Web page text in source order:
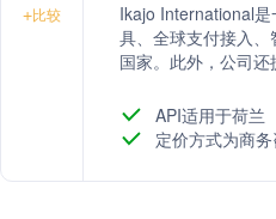
+比较
Ikajo International
具、全球支付接入
国家。此外，公司
API适用于荷兰
定价方式为商